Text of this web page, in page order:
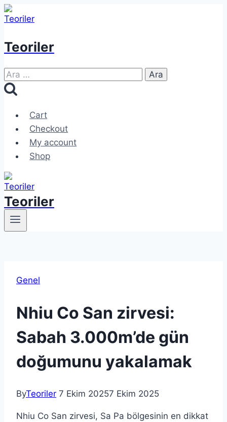
Skip
to
Teoriler
Arama:
Cart
Checkout
My account
Shop
Teoriler
Genel
Nhiu Co San zirvesi:
Sabah 3.000m’de gün
doğumunu yakalamak
ByTeoriler 7 Ekim 20257 Ekim 2025
Nhiu Co San zirvesi, Sa Pa bölgesinin en dikkat